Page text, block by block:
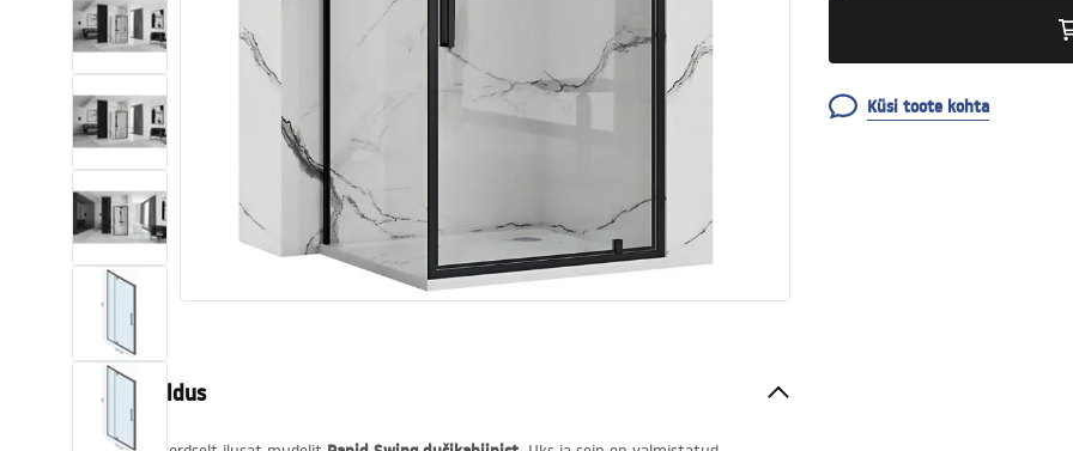
Vajub ära
Vannid ja ekraanid
Vannitoa segistid
Vannitoas dušid
Küsi toote kohta
Tootekirjeldus